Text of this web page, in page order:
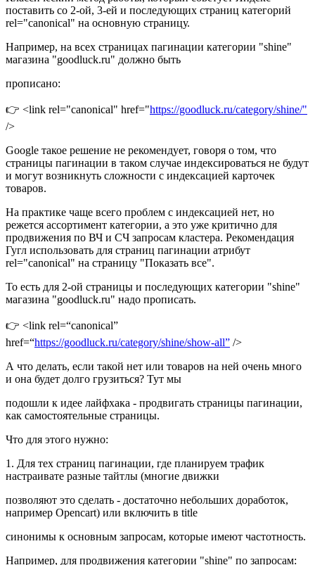
поставить со 2-ой, 3-ей и последующих страниц категорий
rel="canonical" на основную страницу.
Например, на всех страницах пагинации категории "shine"
магазина "goodluck.ru" должно быть
прописано:
👉 <link rel="canonical" href="https://goodluck.ru/category/shine/"
/>
Google такое решение не рекомендует, говоря о том, что
страницы пагинации в таком случае индексироваться не будут
и могут возникнуть сложности с индексацией карточек
товаров.
На практике чаще всего проблем с индексацией нет, но
режется ассортимент категории, а это уже критично для
продвижения по ВЧ и СЧ запросам кластера. Рекомендация
Гугл использовать для страниц пагинации атрибут
rel="canonical" на страницу "Показать все".
То есть для 2-ой страницы и последующих категории "shine"
магазина "goodluck.ru" надо прописать.
👉 <link rel=“canonical”
href=“https://goodluck.ru/category/shine/show-all” />
А что делать, если такой нет или товаров на ней очень много
и она будет долго грузиться? Тут мы
подошли к идее лайфхака - продвигать страницы пагинации,
как самостоятельные страницы.
Что для этого нужно:
1. Для тех страниц пагинации, где планируем трафик
настраивате разные тайтлы (многие движки
позволяют это сделать - достаточно небольших доработок,
например Opencart) или включить в title
синонимы к основным запросам, которые имеют частотность.
Например, для продвижения категории "shine" по запросам: